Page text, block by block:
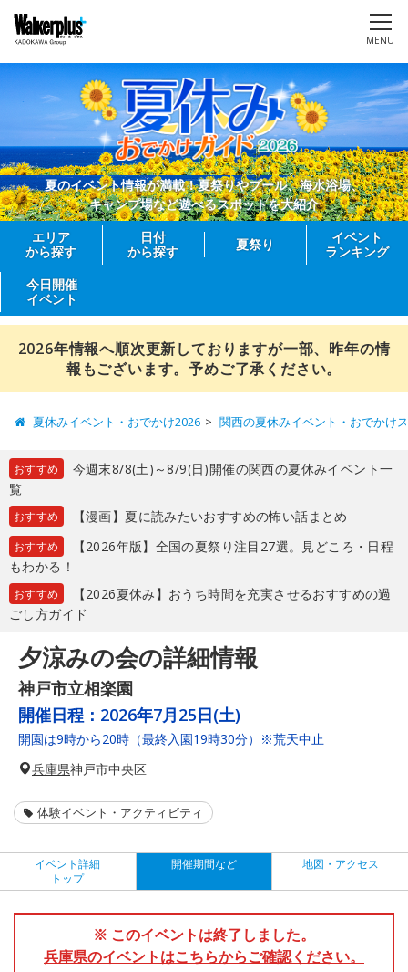
MENU
夏のイベント情報が満載！夏祭りやプール、海水浴場、
キャンプ場など遊べるスポットを大紹介
エリア
から探す
日付
から探す
夏祭り
イベント
ランキング
今日開催
イベント
2026年情報へ順次更新しておりますが一部、昨年の情
報もございます。予めご了承ください。
夏休みイベント・おでかけ2026 関西の夏休みイベント・おでかけ
おすすめ
今週末8/8(土)～8/9(日)開催の関西の夏休みイベント一
覧
おすすめ 【漫画】夏に読みたいおすすめの怖い話まとめ
おすすめ
【2026年版】全国の夏祭り注目27選。見どころ・日程
もわかる！
おすすめ
【2026夏休み】おうち時間を充実させるおすすめの過
ごし方ガイド
夕涼みの会の詳細情報
神戸市立相楽園
開催日程： 2026年7月25日(土)
開園は9時から20時（最終入園19時30分）※荒天中止
兵庫県神戸市中央区
体験イベント・アクティビティ
イベント詳細
トップ
開催期間など 地図・アクセス
※ このイベントは終了しました。
兵庫県のイベントはこちらからご確認ください。